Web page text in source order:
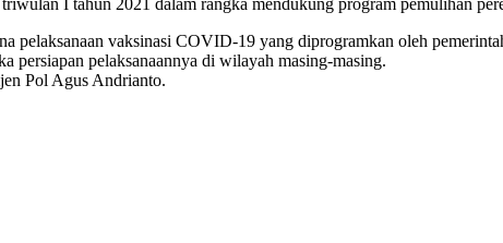
pelaksanaan vaksinasi COVID-19 yang diprogramkan oleh
persiapan pelaksanaannya di wilayah masing-masing.
Pol Agus Andrianto.